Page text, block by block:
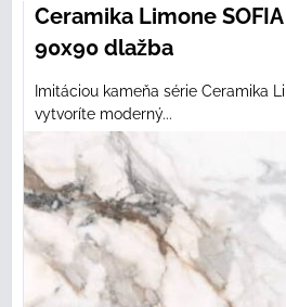
Ceramika Limone SOFIA
90x90 dlažba
Imitáciou kameňa série Ceramika
vytvoríte moderný...